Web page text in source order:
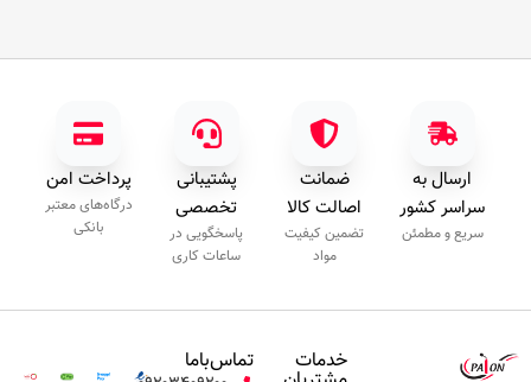
ارسال به
سراسر کشور
سریع و مطمئن
ضمانت
اصالت کالا
تضمین کیفیت
مواد
پشتیبانی
تخصصی
پاسخگویی در
ساعات کاری
پرداخت امن
درگاه‌های معتبر
بانکی
خدمات تماس‌با‌ما